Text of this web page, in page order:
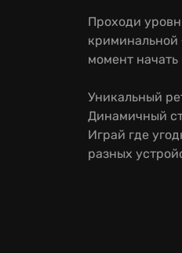
Проходи
криминальной
момент начать
Уникальный
Динамичный
Играй где
разных